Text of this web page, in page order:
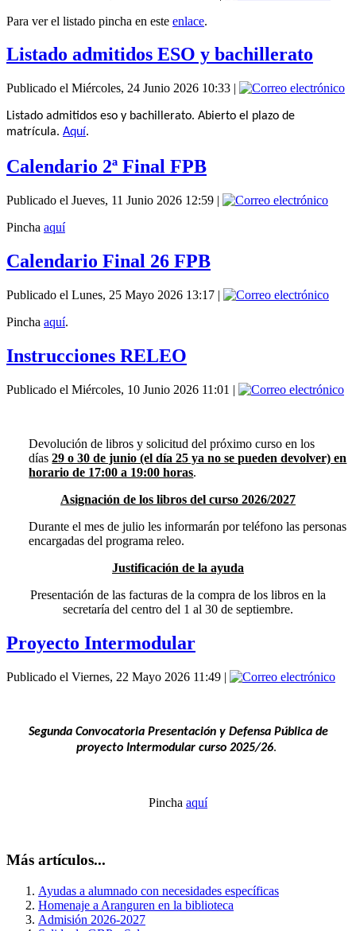
Para ver el listado pincha en este enlace.
Listado admitidos ESO y bachillerato
Publicado el Miércoles, 24 Junio 2026 10:33 |
Listado admitidos eso y bachillerato. Abierto el plazo de
matrícula. Aquí.
Calendario 2ª Final FPB
Publicado el Jueves, 11 Junio 2026 12:59 |
Pincha aquí
Calendario Final 26 FPB
Publicado el Lunes, 25 Mayo 2026 13:17 |
Pincha aquí.
Instrucciones RELEO
Publicado el Miércoles, 10 Junio 2026 11:01 |
Devolución de libros y solicitud del próximo curso en los
días29 o 30 de junio (el día 25 ya no se pueden devolver) en
horario de 17:00 a 19:00 horas.
Asignación de los libros del curso 2026/2027
Durante el mes de julio les informarán por teléfono las personas
encargadas del programa releo.
Justificación de la ayuda
Presentación de las facturas de la compra de los libros en la
secretaría del centro del 1 al 30 de septiembre.
Proyecto Intermodular
Publicado el Viernes, 22 Mayo 2026 11:49 |
Segunda Convocatoria Presentación y Defensa Pública de
proyecto Intermodular curso 2025/26.
Pincha aquí
Más artículos...
Ayudas a alumnado con necesidades específicas
Homenaje a Aranguren en la biblioteca
Admisión 2026-2027